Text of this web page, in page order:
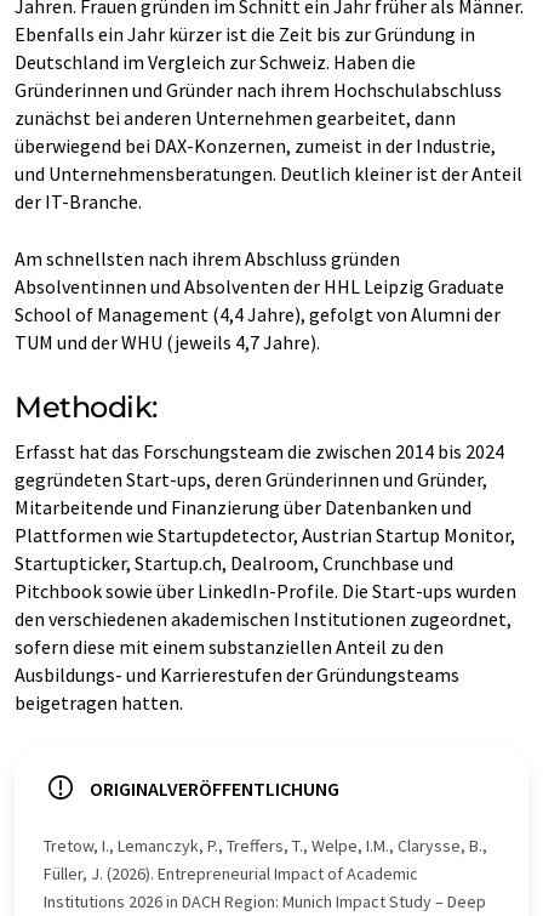
Jahren. Frauen gründen im Schnitt ein Jahr früher als Männer.
Ebenfalls ein Jahr kürzer ist die Zeit bis zur Gründung in
Deutschland im Vergleich zur Schweiz. Haben die
Gründerinnen und Gründer nach ihrem Hochschulabschluss
zunächst bei anderen Unternehmen gearbeitet, dann
überwiegend bei DAX-Konzernen, zumeist in der Industrie,
und Unternehmensberatungen. Deutlich kleiner ist der Anteil
der IT-Branche.
Am schnellsten nach ihrem Abschluss gründen
Absolventinnen und Absolventen der HHL Leipzig Graduate
School of Management (4,4 Jahre), gefolgt von Alumni der
TUM und der WHU (jeweils 4,7 Jahre).
Methodik:
Erfasst hat das Forschungsteam die zwischen 2014 bis 2024
gegründeten Start-ups, deren Gründerinnen und Gründer,
Mitarbeitende und Finanzierung über Datenbanken und
Plattformen wie Startupdetector, Austrian Startup Monitor,
Startupticker, Startup.ch, Dealroom, Crunchbase und
Pitchbook sowie über LinkedIn-Profile. Die Start-ups wurden
den verschiedenen akademischen Institutionen zugeordnet,
sofern diese mit einem substanziellen Anteil zu den
Ausbildungs- und Karrierestufen der Gründungsteams
beigetragen hatten.
ORIGINALVERÖFFENTLICHUNG
Tretow, I., Lemanczyk, P., Treffers, T., Welpe, I.M., Clarysse, B.,
Füller, J. (2026). Entrepreneurial Impact of Academic
Institutions 2026 in DACH Region: Munich Impact Study – Deep